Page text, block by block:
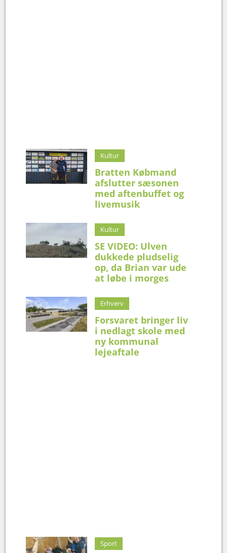
Kultur
Bratten Købmand
afslutter sæsonen
med aftenbuffet og
livemusik
Kultur
SE VIDEO: Ulven
dukkede pludselig
op, da Brian var ude
at løbe i morges
Erhverv
Forsvaret bringer liv
i nedlagt skole med
ny kommunal
lejeaftale
Sport